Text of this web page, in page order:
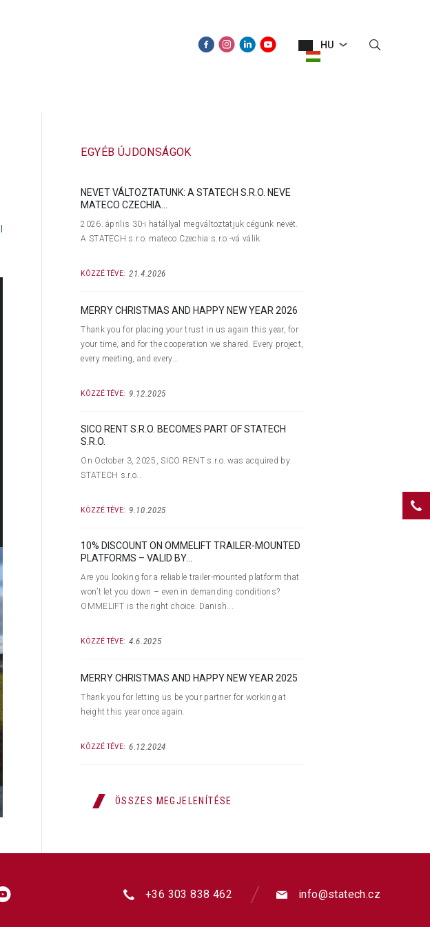
HU
EGYÉB ÚJDONSÁGOK
NEVET VÁLTOZTATUNK: A STATECH S.R.O. NEVE
MATECO CZECHIA...
2026. április 30-i hatállyal megváltoztatjuk cégünk nevét.
A STATECH s.r.o. mateco Czechia s.r.o.-vá válik.
KÖZZÉ TÉVE: 21.4.2026
MERRY CHRISTMAS AND HAPPY NEW YEAR 2026
Thank you for placing your trust in us again this year, for
your time, and for the cooperation we shared. Every project,
every meeting, and every...
KÖZZÉ TÉVE: 9.12.2025
SICO RENT S.R.O. BECOMES PART OF STATECH
S.R.O.
On October 3, 2025, SICO RENT s.r.o. was acquired by
STATECH s.r.o..
KÖZZÉ TÉVE: 9.10.2025
10% DISCOUNT ON OMMELIFT TRAILER-MOUNTED
PLATFORMS – VALID BY...
Are you looking for a reliable trailer-mounted platform that
won’t let you down – even in demanding conditions?
OMMELIFT is the right choice. Danish...
KÖZZÉ TÉVE: 4.6.2025
MERRY CHRISTMAS AND HAPPY NEW YEAR 2025
Thank you for letting us be your partner for working at
height this year once again.
KÖZZÉ TÉVE: 6.12.2024
ÖSSZES MEGJELENÍTÉSE
+36 303 838 462 info@statech.cz